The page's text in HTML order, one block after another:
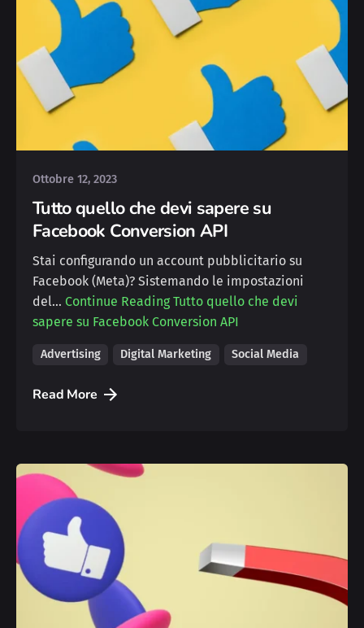
Ottobre 12, 2023
Tutto quello che devi sapere su
Facebook Conversion API
Stai configurando un account pubblicitario su
Facebook (Meta)? Sistemando le impostazioni
del… Continue ReadingTutto quello che devi
sapere su Facebook Conversion API
Advertising Digital Marketing Social Media
Read More